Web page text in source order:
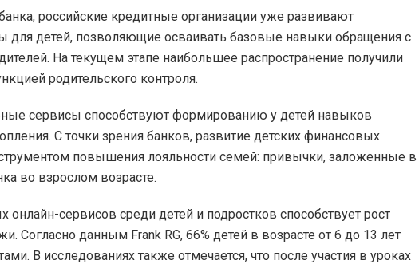
российские кредитные организации уже развивают
для детей, позволяющие осваивать базовые навыки обращения с
На текущем этапе наибольшее распространение получили
родительского контроля.
сервисы способствуют формированию у детей навыков
С точки зрения банков, развитие детских финансовых
повышения лояльности семей: привычки, заложенные в
во взрослом возрасте.
сервисов среди детей и подростков способствует рост
Согласно данным Frank RG, 66% детей в возрасте от 6 до 13 лет
В исследованиях также отмечается, что после участия в уроках